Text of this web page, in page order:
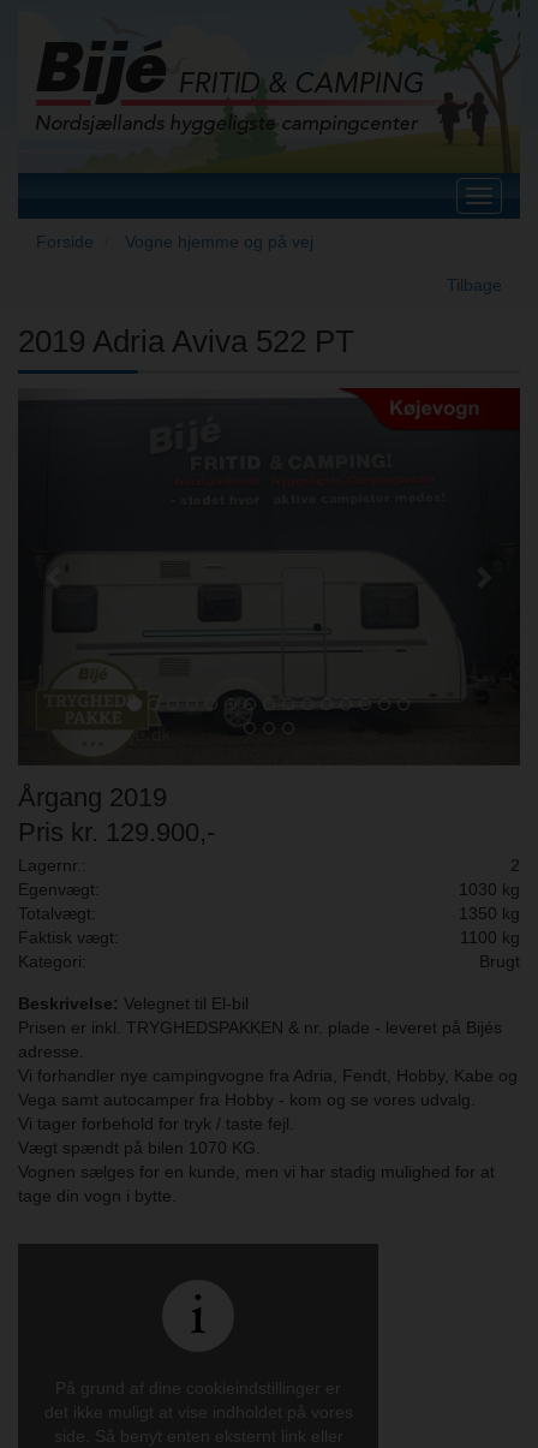
Toggle
Forside
Vogne hjemme og på vej
Tilbage
2019 Adria Aviva 522 PT
Previous
Årgang 2019
Pris kr. 129.900,-
Lagernr.:
2
Egenvægt:
1030 kg
Totalvægt:
1350 kg
Faktisk vægt:
1100 kg
Kategori:
Brugt
Beskrivelse: Velegnet til El-bil
Prisen er inkl. TRYGHEDSPAKKEN & nr. plade - leveret på Bijés
adresse.
Vi forhandler nye campingvogne fra Adria, Fendt, Hobby, Kabe og
Vega samt autocamper fra Hobby - kom og se vores udvalg.
Vi tager forbehold for tryk / taste fejl.
Vægt spændt på bilen 1070 KG.
Vognen sælges for en kunde, men vi har stadig mulighed for at
tage din vogn i bytte.
På grund af dine cookieindstillinger er
det ikke muligt at vise indholdet på vores
side. Så benyt enten eksternt link eller